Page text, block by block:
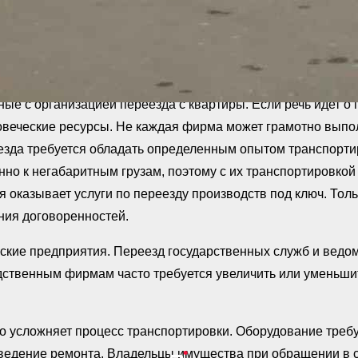
с организацией переезда с квартиры. Если речь идет
ресурсы. Не каждая фирма может грамотно
требуется обладать определенным опытом
к негабаритным грузам, поэтому с их
услуги по переезду производств под ключ.
договоренностей.
предприятия. Переезд государственных служб и
фирмам часто требуется увеличить или
процесс транспортировки. Оборудование
ремонта. Владельцы имущества при обращении